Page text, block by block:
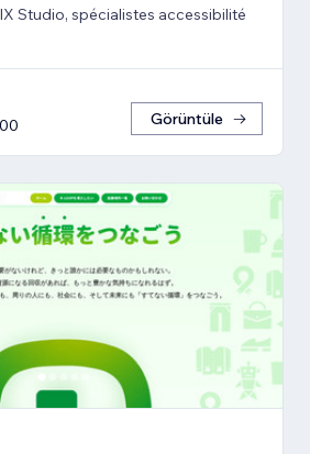
Studio, spécialistes accessibilité
Görüntüle